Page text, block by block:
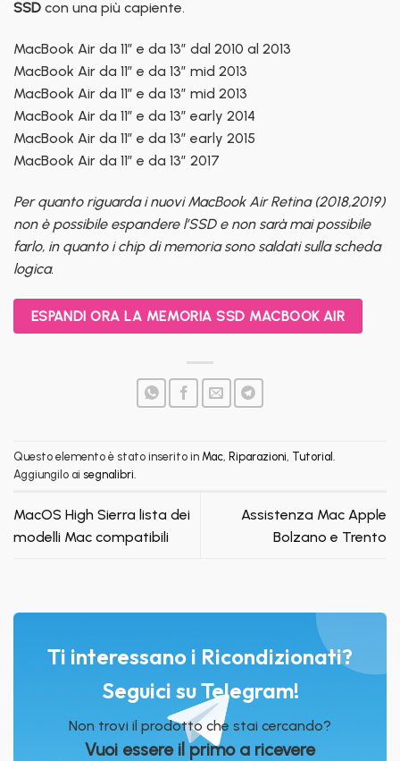
SSD con una più capiente.
MacBook Air da 11″ e da 13″ dal 2010 al 2013
MacBook Air da 11″ e da 13″ mid 2013
MacBook Air da 11″ e da 13″ mid 2013
MacBook Air da 11″ e da 13″ early 2014
MacBook Air da 11″ e da 13″ early 2015
MacBook Air da 11″ e da 13″ 2017
Per quanto riguarda i nuovi MacBook Air Retina (2018,2019)
non è possibile espandere l’SSD e non sarà mai possibile
farlo, in quanto i chip di memoria sono saldati sulla scheda
logica.
ESPANDI ORA LA MEMORIA SSD MACBOOK AIR
Questo elemento è stato inserito in Mac, Riparazioni, Tutorial
Aggiungilo ai segnalibri
MacOS High Sierra lista dei
modelli Mac compatibili
Assistenza Mac Apple
Bolzano e Trento
Ti interessano i Ricondizionati?
Seguici su Telegram!
Non trovi il prodotto che stai cercando?
Vuoi essere il primo a ricevere